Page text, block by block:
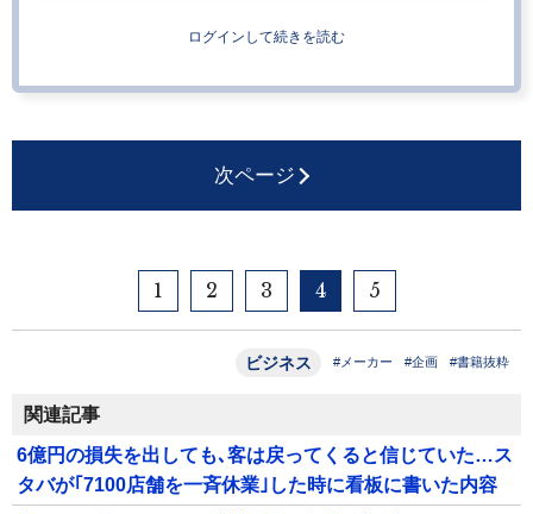
ログインして続きを読む
次ページ
1 2 3 4 5
ビジネス #メーカー #企画 #書籍抜粋
関連記事
6億円の損失を出しても､客は戻ってくると信じていた…ス
タバが｢7100店舗を一斉休業｣した時に看板に書いた内容